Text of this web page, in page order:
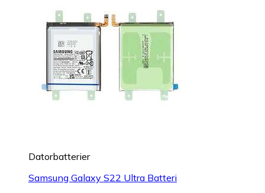
Datorbatterier
Samsung Galaxy S22 Ultra Batteri